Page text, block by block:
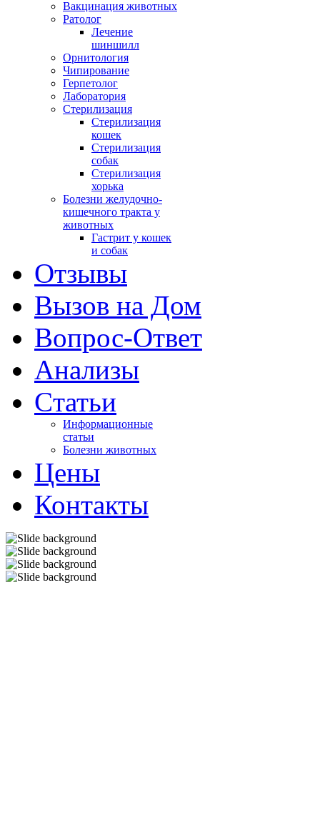
Вакцинация животных
Ратолог
Лечение
шиншилл
Орнитология
Чипирование
Герпетолог
Лаборатория
Стерилизация
Стерилизация
кошек
Стерилизация
собак
Стерилизация
хорька
Болезни желудочно-
кишечного тракта у
животных
Гастрит у кошек
и собак
Отзывы
Вызов на Дом
Вопрос-Ответ
Анализы
Cтатьи
Информационные
статьи
Болезни животных
Цены
Контакты